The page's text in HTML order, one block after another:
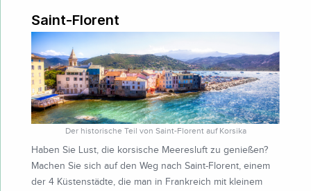
Saint-Florent
Der historische Teil von Saint-Florent auf Korsika
Haben Sie Lust, die korsische Meeresluft zu genießen?
Machen Sie sich auf den Weg nach Saint-Florent, einem
der 4 Küstenstädte, die man in Frankreich mit kleinem